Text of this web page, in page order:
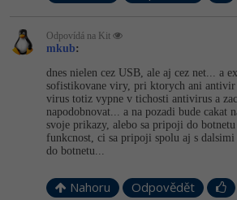
Odpovídá na Kit
mkub:
dnes nielen cez USB, ale aj cez net... a
sofistikovane viry, pri ktorych ani antivir
virus totiz vypne v tichosti antivirus a
napodobnovat... a na pozadi bude cakat
svoje prikazy, alebo sa pripoji do botnetu
funkcnost, ci sa pripoji spolu aj s
do botnetu...
Nahoru Odpovědět